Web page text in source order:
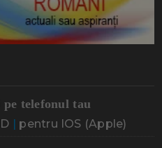
pe telefonul tau
| pentru IOS (Apple)